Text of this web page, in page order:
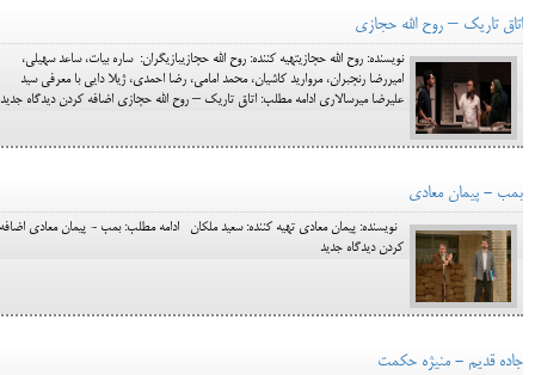
اتاق تاریک – روح الله حجازی
نویسنده: روح الله حجازیتهیه کننده: روح الله حجازیبازیگران: ‌ساره بیات، ساعد سهیلی،
امیررضا رنجبران، مروارید کاشیان، محمد امامی، رضا احمدی، ژیلا دایی با معرفی سید
علیرضا میرسالاری ادامه مطلب: اتاق تاریک – روح الله حجازی اضافه کردن دیدگاه جدید
بمب - پیمان معادی
نویسنده: پیمان معادی تهیه کننده: سعید ملکان ادامه مطلب: بمب - پیمان معادی اضافه
کردن دیدگاه جدید
جاده قدیم - منیژه حکمت